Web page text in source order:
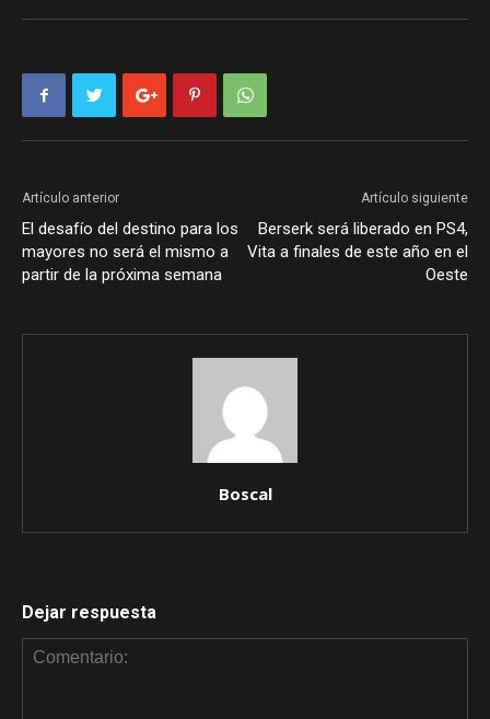
Artículo anterior
El desafío del destino para los
mayores no será el mismo a
partir de la próxima semana
Artículo siguiente
Berserk será liberado en PS4,
Vita a finales de este año en el
Oeste
Boscal
Dejar respuesta